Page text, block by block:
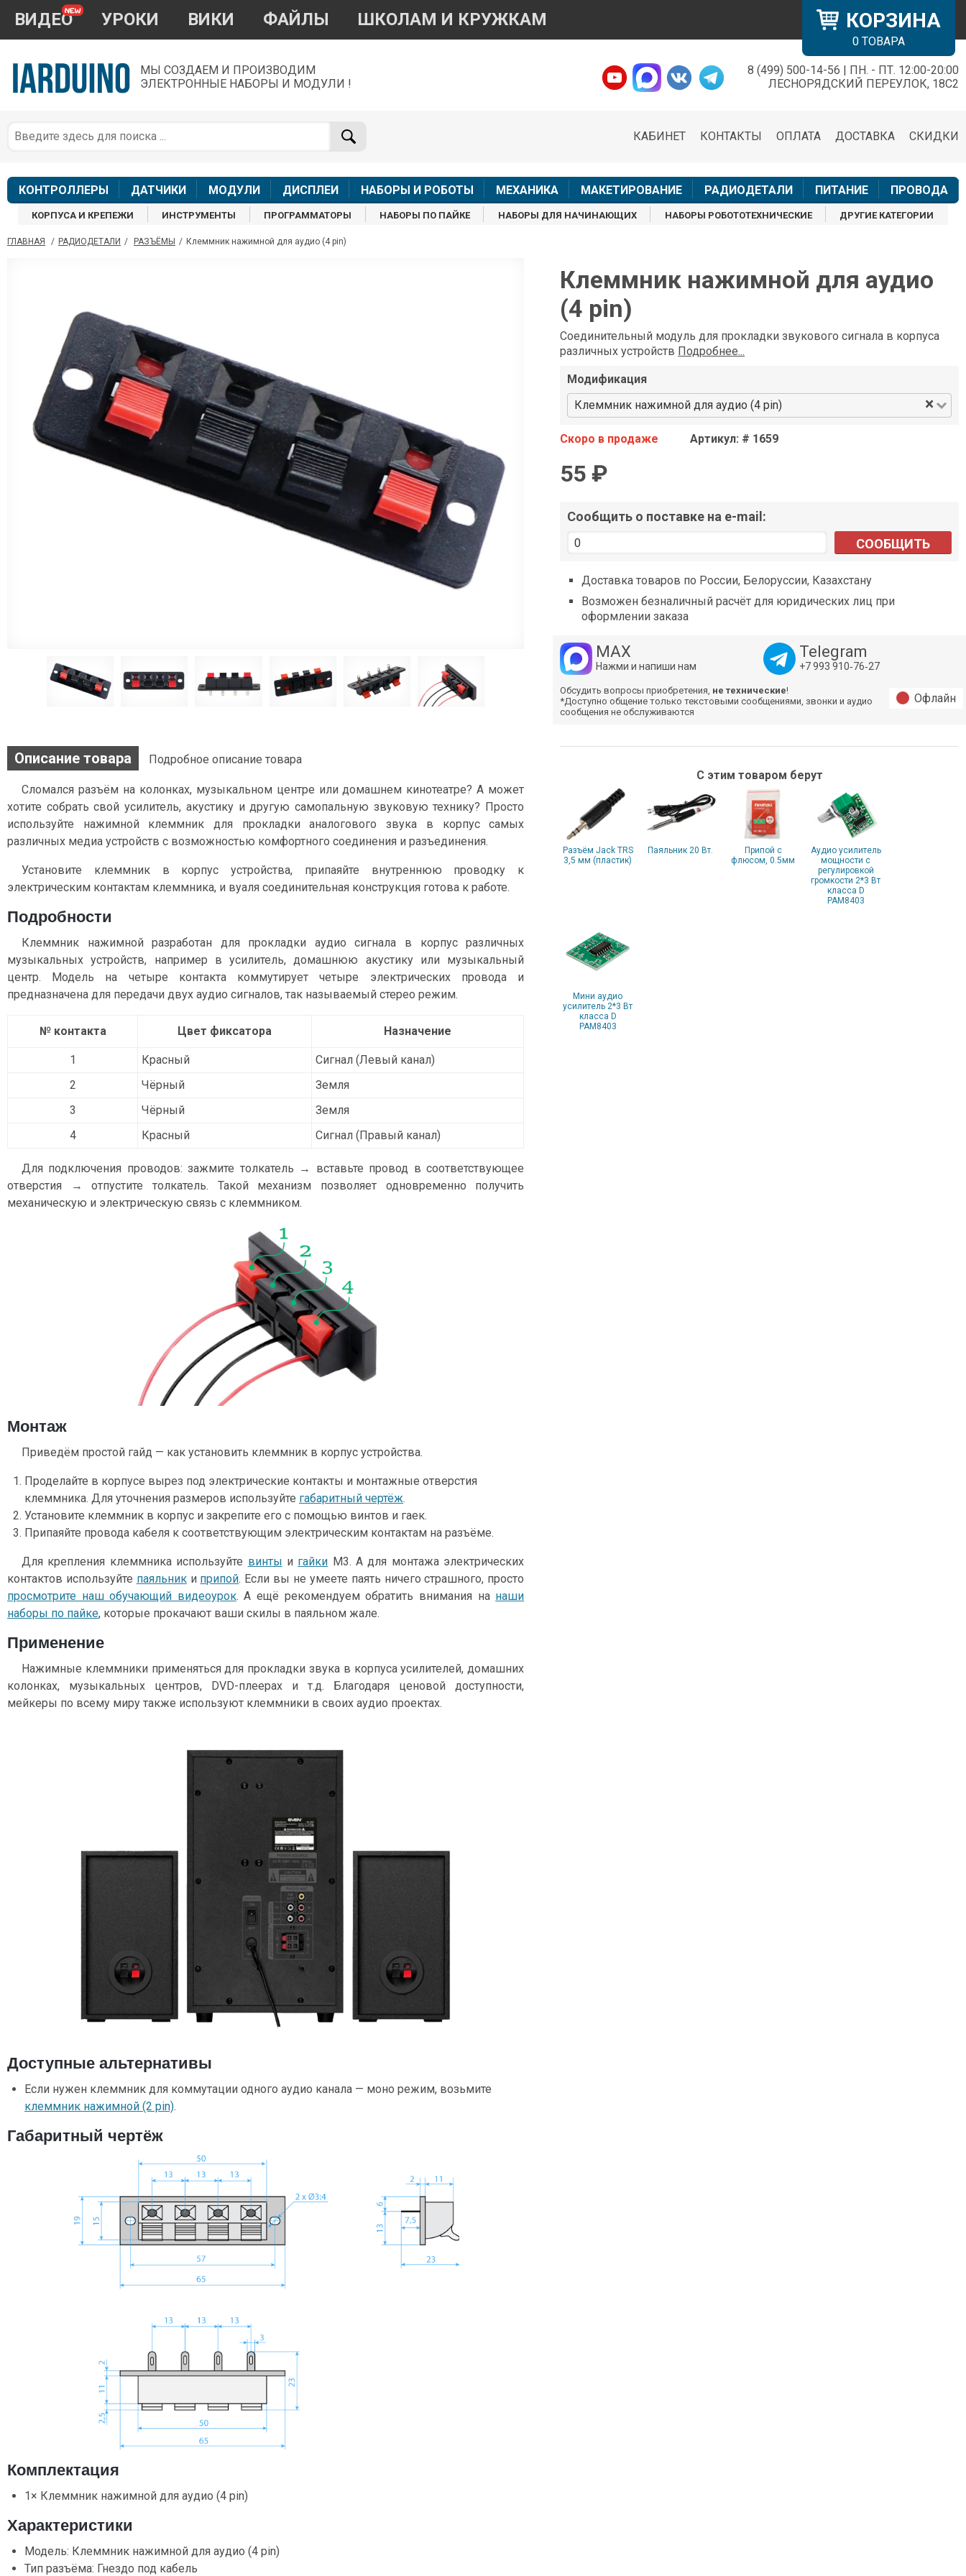
КОРЗИНА
0 ТОВАРА
ВИДЕО УРОКИ ВИКИ ФАЙЛЫ ШКОЛАМ И КРУЖКАМ
МЫ СОЗДАЕМ И ПРОИЗВОДИМ
ЭЛЕКТРОННЫЕ НАБОРЫ И МОДУЛИ !
8 (499) 500-14-56 | ПН. - ПТ. 12:00-20:00
ЛЕСНОРЯДСКИЙ ПЕРЕУЛОК, 18С2
СКИДКИ
ДОСТАВКА
ОПЛАТА
КОНТАКТЫ
КАБИНЕТ
КОНТРОЛЛЕРЫ ДАТЧИКИ МОДУЛИ ДИСПЛЕИ НАБОРЫ И РОБОТЫ МЕХАНИКА МАКЕТИРОВАНИЕ РАДИОДЕТАЛИ ПИТАНИЕ ПРОВОДА
КОРПУСА И КРЕПЕЖИ ИНСТРУМЕНТЫ ПРОГРАММАТОРЫ НАБОРЫ ПО ПАЙКЕ НАБОРЫ ДЛЯ НАЧИНАЮЩИХ НАБОРЫ РОБОТОТЕХНИЧЕСКИЕ ДРУГИЕ КАТЕГОРИИ
ГЛАВНАЯ / РАДИОДЕТАЛИ / РАЗЪЁМЫ / Клеммник нажимной для аудио (4 pin)
Клеммник нажимной для аудио
(4 pin)
Соединительный модуль для прокладки звукового сигнала в корпуса
различных устройств Подробнее...
Модификация
Клеммник нажимной для аудио (4 pin)
×
Скоро в продаже Артикул: # 1659
55 ₽
Сообщить о поставке на e-mail:
СООБЩИТЬ
Доставка товаров по России, Белоруссии, Казахстану
Возможен безналичный расчёт для юридических лиц при
оформлении заказа
MAX
Нажми и напиши нам
Telegram
+7 993 910‑76‑27
Обсудить вопросы приобретения, не технические!
*Доступно общение только текстовыми сообщениями, звонки и аудио
сообщения не обслуживаются
Офлайн
С этим товаром берут
Разъём Jack TRS
3,5 мм (пластик)
Паяльник 20 Вт.
Припой с
флюсом, 0.5мм
Аудио усилитель
мощности c
регулировкой
громкости 2*3 Вт
класса D
PAM8403
Мини аудио
усилитель 2*3 Вт
класса D
PAM8403
Описание товара Подробное описание товара
Сломался разъём на колонках, музыкальном центре или домашнем кинотеатре? А может
хотите собрать свой усилитель, акустику и другую самопальную звуковую технику? Просто
используйте нажимной клеммник для прокладки аналогового звука в корпус самых
различных медиа устройств с возможностью комфортного соединения и разъединения.
Установите клеммник в корпус устройства, припаяйте внутреннюю проводку к
электрическим контактам клеммника, и вуаля соединительная конструкция готова к работе.
Подробности
Клеммник нажимной разработан для прокладки аудио сигнала в корпус различных
музыкальных устройств, например в усилитель, домашнюю акустику или музыкальный
центр. Модель на четыре контакта коммутирует четыре электрических провода и
предназначена для передачи двух аудио сигналов, так называемый стерео режим.
№ контакта Цвет фиксатора Назначение
1 Красный
Сигнал (Левый канал)
2
Чёрный
Земля
3
Чёрный
Земля
4
Красный Сигнал (Правый канал)
Для подключения проводов: зажмите толкатель → вставьте провод в соответствующее
отверстия → отпустите толкатель. Такой механизм позволяет одновременно получить
механическую и электрическую связь с клеммником.
Монтаж
Приведём простой гайд — как установить клеммник в корпус устройства.
Проделайте в корпусе вырез под электрические контакты и монтажные отверстия
клеммника. Для уточнения размеров используйте габаритный чертёж.
Установите клеммник в корпус и закрепите его с помощью винтов и гаек.
Припаяйте провода кабеля к соответствующим электрическим контактам на разъёме.
Для крепления клеммника используйте винты и гайки М3. А для монтажа электрических
контактов используйте паяльники припой. Если вы не умеете паять ничего страшного, просто
просмотрите наш обучающий видеоурок. А ещё рекомендуем обратить внимания на наши
наборы по пайке, которые прокачают ваши скилы в паяльном жале.
Применение
Нажимные клеммники применяться для прокладки звука в корпуса усилителей, домашних
колонках, музыкальных центров, DVD-плеерах и т.д. Благодаря ценовой доступности,
мейкеры по всему миру также используют клеммники в своих аудио проектах.
Доступные альтернативы
Если нужен клеммник для коммутации одного аудио канала — моно режим, возьмите
клеммник нажимной (2 pin).
Габаритный чертёж
Комплектация
1× Клеммник нажимной для аудио (4 pin)
Характеристики
Модель: Клеммник нажимной для аудио (4 pin)
Тип разъёма: Гнездо под кабель
×
По вопросам приобретения товара
+7 968 454 17 38
звонки и аудио сообщения не обслуживаются
Менеджер
shop@iarduino.ru
Менеджер
8 (499) 500-14-56